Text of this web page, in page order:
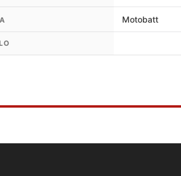
Motobatt